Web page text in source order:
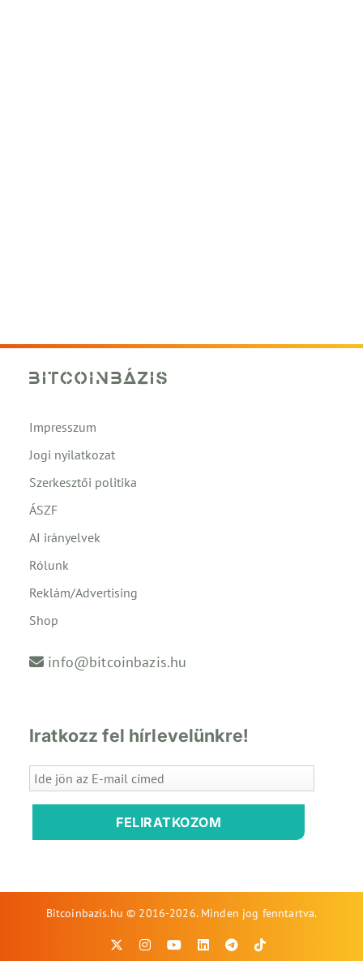
Impresszum
Jogi nyilatkozat
Szerkesztői politika
ÁSZF
AI irányelvek
Rólunk
Reklám/Advertising
Shop
info@bitcoinbazis.hu
Iratkozz fel hírlevelünkre!
FELIRATKOZOM
Bitcoinbazis.hu © 2016-2026. Minden jog fenntartva.